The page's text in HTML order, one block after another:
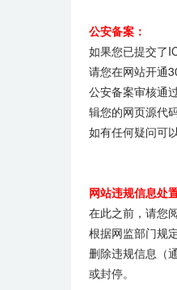
公安备案：
如果您已提交了
请您在网站开通
公安备案审核通
辑您的网页源代
如有任何疑问可
网站违规信息处
在此之前，请您
根据网监部门规
删除违规信息（
或封停。